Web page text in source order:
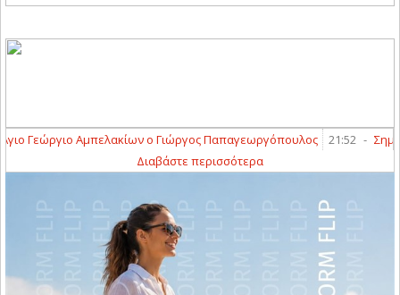
Γεώργιο Αμπελακίων ο Γιώργος Παπαγεωργόπουλος 21:52 -
Διαβάστε περισσότερα